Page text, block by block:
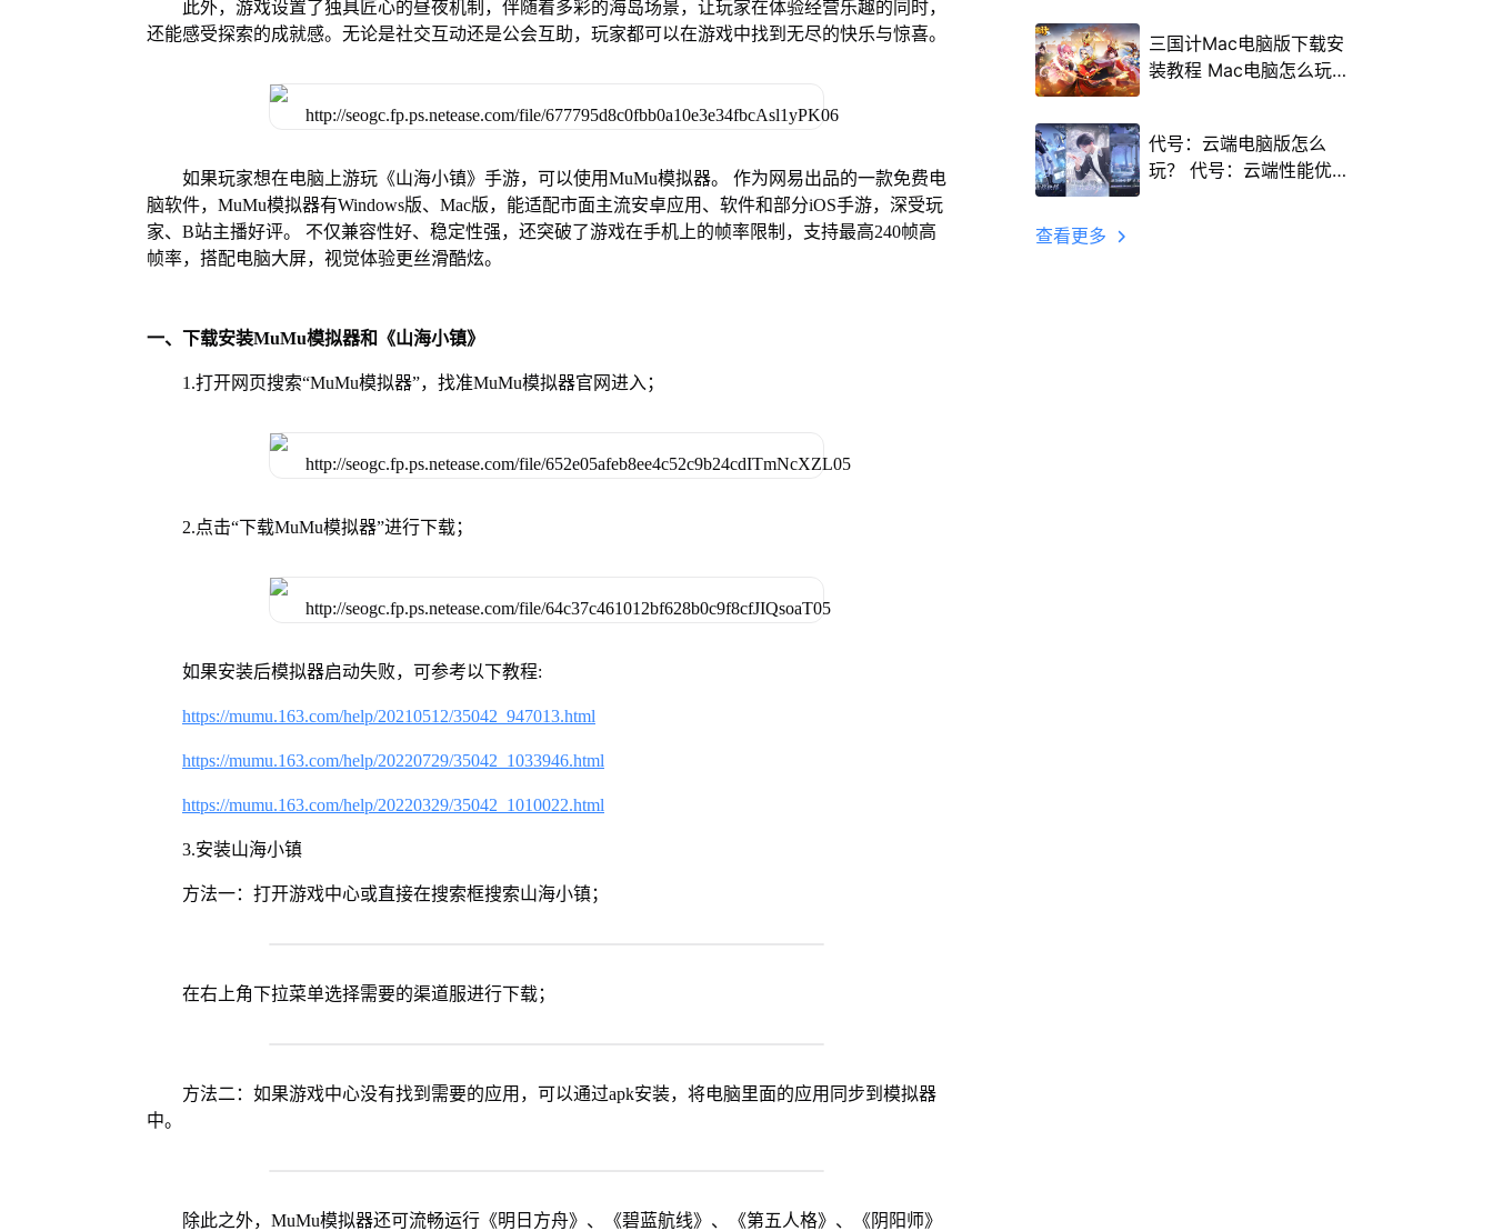
此外，游戏设置了独具匠心的昼夜机制，伴随着多彩的海岛场景，让玩家在体验经营乐趣的同时，
还能感受探索的成就感。无论是社交互动还是公会互助，玩家都可以在游戏中找到无尽的快乐与惊喜。
如果玩家想在电脑上游玩《山海小镇》手游，可以使用MuMu模拟器。 作为网易出品的一款免费电
脑软件，MuMu模拟器有Windows版、Mac版，能适配市面主流安卓应用、软件和部分iOS手游，深受玩
家、B站主播好评。 不仅兼容性好、稳定性强，还突破了游戏在手机上的帧率限制，支持最高240帧高
帧率，搭配电脑大屏，视觉体验更丝滑酷炫。
一、下载安装MuMu模拟器和《山海小镇》
1.打开网页搜索“MuMu模拟器”，找准MuMu模拟器官网进入；
2.点击“下载MuMu模拟器”进行下载；
如果安装后模拟器启动失败，可参考以下教程:
https://mumu.163.com/help/20210512/35042_947013.html
https://mumu.163.com/help/20220729/35042_1033946.html
https://mumu.163.com/help/20220329/35042_1010022.html
3.安装山海小镇
方法一：打开游戏中心或直接在搜索框搜索山海小镇；
在右上角下拉菜单选择需要的渠道服进行下载；
方法二：如果游戏中心没有找到需要的应用，可以通过apk安装，将电脑里面的应用同步到模拟器
中。
除此之外，MuMu模拟器还可流畅运行《明日方舟》、《碧蓝航线》、《第五人格》、《阴阳师》
三国计Mac电脑版下载安
装教程 Mac电脑怎么玩
代号：云端电脑版怎么
玩？ 代号：云端性能优
查看更多